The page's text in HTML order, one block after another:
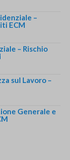
–
ECM
– Rischio
sul Lavoro –
Generale e